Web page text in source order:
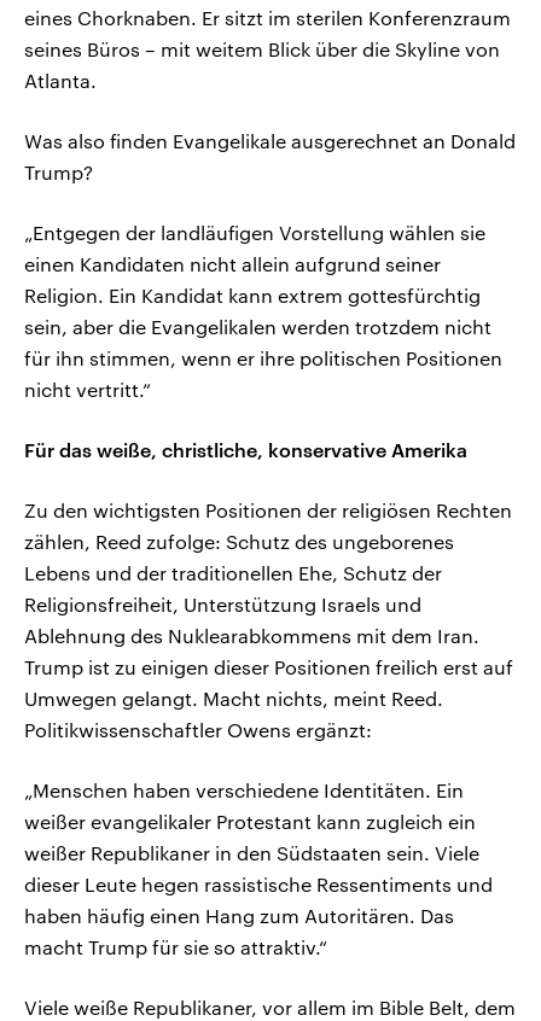
eines Chorknaben. Er sitzt im sterilen Konferenzraum
seines Büros – mit weitem Blick über die Skyline von
Atlanta.
Was also finden Evangelikale ausgerechnet an Donald
Trump?
„Entgegen der landläufigen Vorstellung wählen sie
einen Kandidaten nicht allein aufgrund seiner
Religion. Ein Kandidat kann extrem gottesfürchtig
sein, aber die Evangelikalen werden trotzdem nicht
für ihn stimmen, wenn er ihre politischen Positionen
nicht vertritt.“
Für das weiße, christliche, konservative Amerika
Zu den wichtigsten Positionen der religiösen Rechten
zählen, Reed zufolge: Schutz des ungeborenes
Lebens und der traditionellen Ehe, Schutz der
Religionsfreiheit, Unterstützung Israels und
Ablehnung des Nuklearabkommens mit dem Iran.
Trump ist zu einigen dieser Positionen freilich erst auf
Umwegen gelangt. Macht nichts, meint Reed.
Politikwissenschaftler Owens ergänzt:
„Menschen haben verschiedene Identitäten. Ein
weißer evangelikaler Protestant kann zugleich ein
weißer Republikaner in den Südstaaten sein. Viele
dieser Leute hegen rassistische Ressentiments und
haben häufig einen Hang zum Autoritären. Das
macht Trump für sie so attraktiv.“
Viele weiße Republikaner, vor allem im Bible Belt, dem